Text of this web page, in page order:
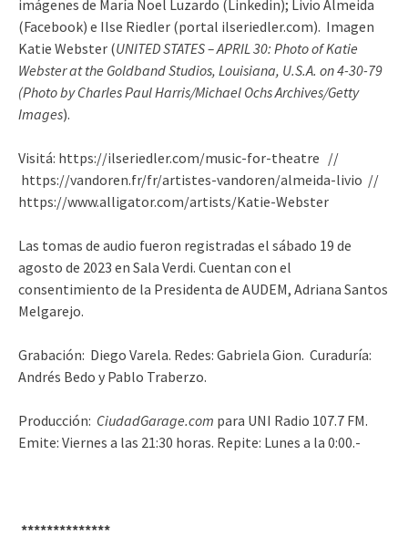
imágenes de María Noel Luzardo (Linkedin); Livio Almeida
(Facebook) e Ilse Riedler (portal ilseriedler.com). Imagen
Katie Webster (UNITED STATES – APRIL 30: Photo of Katie
Webster at the Goldband Studios, Louisiana, U.S.A. on 4-30-79
(Photo by Charles Paul Harris/Michael Ochs Archives/Getty
Images).
Visitá: https://ilseriedler.com/music-for-theatre //
https://vandoren.fr/fr/artistes-vandoren/almeida-livio //
https://www.alligator.com/artists/Katie-Webster
Las tomas de audio fueron registradas el sábado 19 de
agosto de 2023 en Sala Verdi. Cuentan con el
consentimiento de la Presidenta de AUDEM, Adriana Santos
Melgarejo.
Grabación: Diego Varela. Redes: Gabriela Gion. Curaduría:
Andrés Bedo y Pablo Traberzo.
Producción: CiudadGarage.com para UNI Radio 107.7 FM.
Emite: Viernes a las 21:30 horas. Repite: Lunes a la 0:00.-
**************